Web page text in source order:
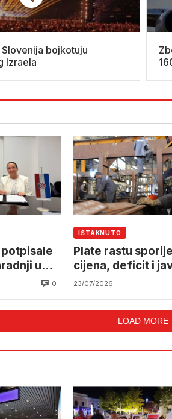
Slovenija bojkotuju
Izraela
u
0
ISTAKNUTO
Plate rastu
cijena, deficit i
ponovo u porastu
23/07/2026
LOAD MORE